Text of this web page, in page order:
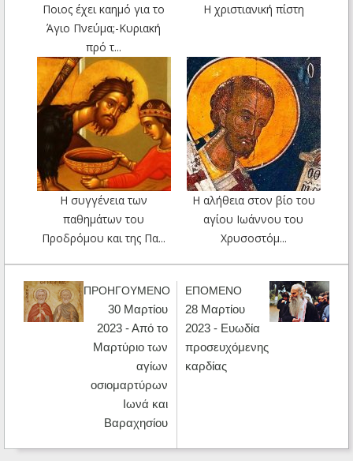
Ποιος έχει καημό για το
Άγιο Πνεύμα;-Κυριακή
πρό τ...
Η χριστιανική πίστη
Η συγγένεια των
παθημάτων του
Προδρόμου και της Πα...
Η αλήθεια στον βίο του
αγίου Ιωάννου του
Χρυσοστόμ...
ΠΡΟΗΓΟΥΜΕΝΟ
30 Μαρτίου
2023 - Από το
Μαρτύριο των
αγίων
οσιομαρτύρων
Ιωνά και
Βαραχησίου
ΕΠΟΜΕΝΟ
28 Μαρτίου
2023 - Ευωδία
προσευχόμενης
καρδίας